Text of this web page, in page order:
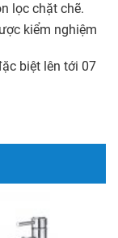
lọc chặt chẽ.
kiểm nghiệm
biệt lên tới 07